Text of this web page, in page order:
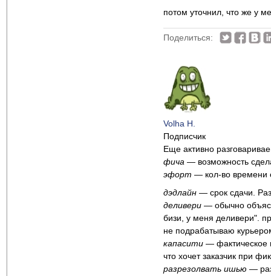
потом уточнил, что же у
Поделиться:
Volha H.
Подписчик
Еще активно
фича — возможность
эфорт — кол-во времени
дэдлайн — срок сдачи.
деливери — обычно
бизи, у меня деливери".
не подрабатываю
капасити — фактическое
что хочет заказчик при
разрезолвать ишью —